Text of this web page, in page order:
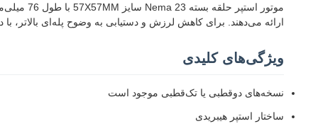
ارائه می‌دهند. برای کاهش لرزش و دستیابی به وضوح پله‌ای بالاتر، با
ویژگی‌های کلیدی
نسخه‌های دوقطبی یا تک‌قطبی موجود است
ساختار استپر هیبریدی